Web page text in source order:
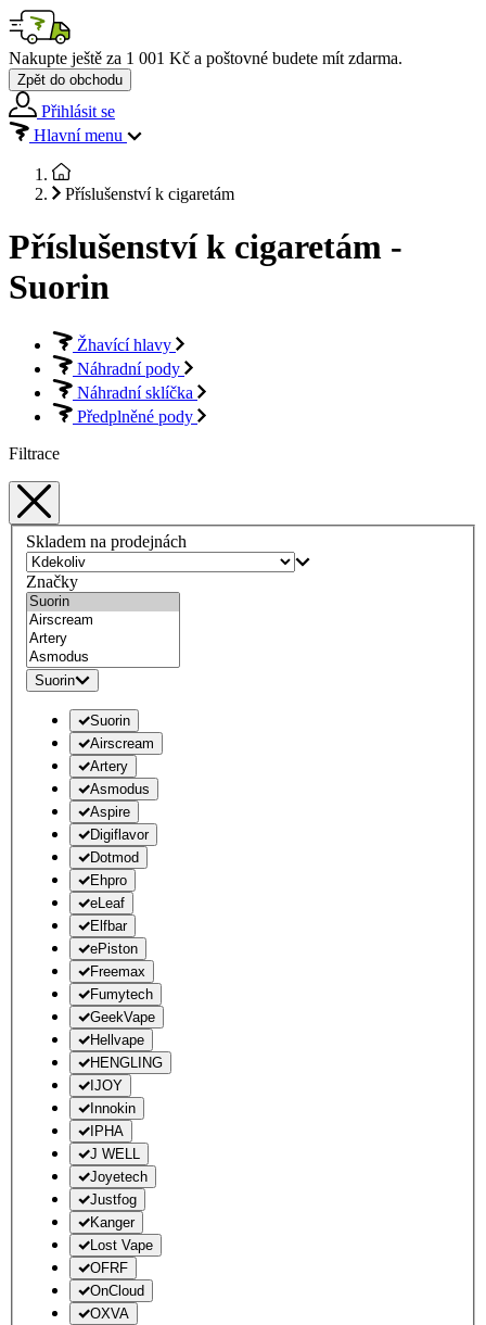
Nakupte ještě za 1 001 Kč a poštovné budete mít zdarma.
Zpět do obchodu
Přihlásit se
Hlavní menu
Příslušenství k cigaretám
Příslušenství k cigaretám -
Suorin
Žhavící hlavy
Náhradní pody
Náhradní sklíčka
Předplněné pody
Filtrace
Skladem na prodejnách
Značky
Suorin
Suorin
Airscream
Artery
Asmodus
Aspire
Digiflavor
Dotmod
Ehpro
eLeaf
Elfbar
ePiston
Freemax
Fumytech
GeekVape
Hellvape
HENGLING
IJOY
Innokin
IPHA
J WELL
Joyetech
Justfog
Kanger
Lost Vape
OFRF
OnCloud
OXVA